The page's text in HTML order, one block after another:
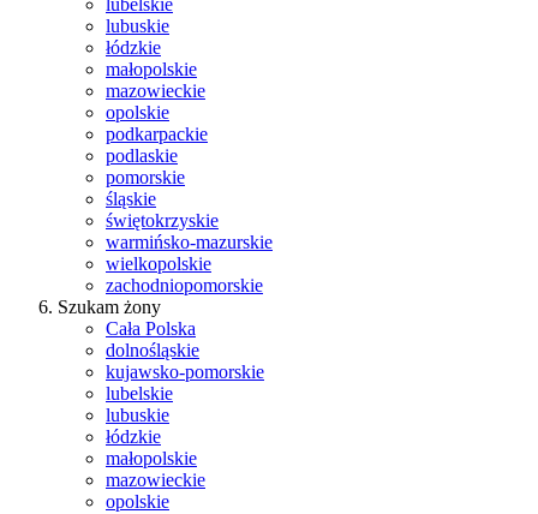
lubelskie
lubuskie
łódzkie
małopolskie
mazowieckie
opolskie
podkarpackie
podlaskie
pomorskie
śląskie
świętokrzyskie
warmińsko-mazurskie
wielkopolskie
zachodniopomorskie
Szukam żony
Cała Polska
dolnośląskie
kujawsko-pomorskie
lubelskie
lubuskie
łódzkie
małopolskie
mazowieckie
opolskie